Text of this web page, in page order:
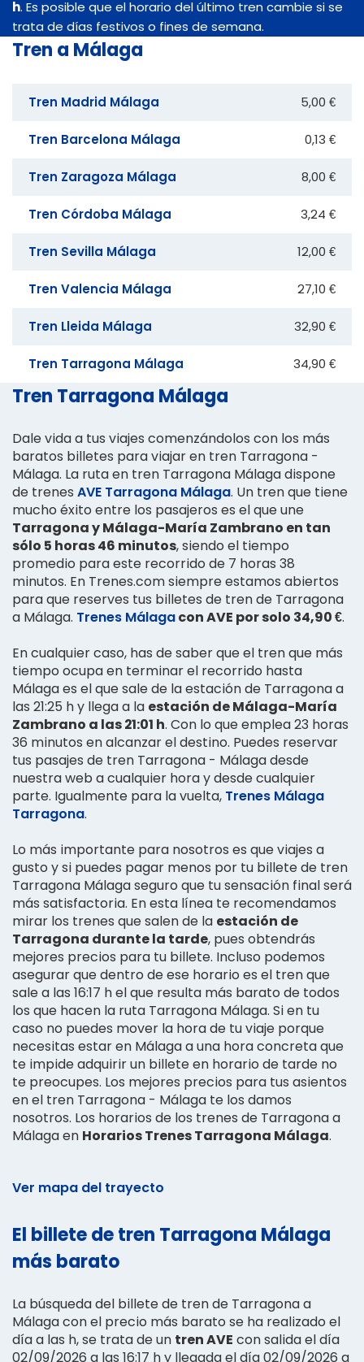
h. Es posible que el horario del último tren cambie si se
trata de días festivos o fines de semana.
Tren a Málaga
Tren Madrid Málaga 5,00 €
Tren Barcelona Málaga 0,13 €
Tren Zaragoza Málaga 8,00 €
Tren Córdoba Málaga 3,24 €
Tren Sevilla Málaga 12,00 €
Tren Valencia Málaga 27,10 €
Tren Lleida Málaga 32,90 €
Tren Tarragona Málaga 34,90 €
Tren Tarragona Málaga
Dale vida a tus viajes comenzándolos con los más
baratos billetes para viajar en tren Tarragona -
Málaga. La ruta en tren Tarragona Málaga dispone
de trenes AVE Tarragona Málaga. Un tren que tiene
mucho éxito entre los pasajeros es el que une
Tarragona y Málaga-María Zambrano en tan
sólo 5 horas 46 minutos, siendo el tiempo
promedio para este recorrido de 7 horas 38
minutos. En Trenes.com siempre estamos abiertos
para que reserves tus billetes de tren de Tarragona
a Málaga. Trenes Málagacon AVE por solo 34,90 €.
En cualquier caso, has de saber que el tren que más
tiempo ocupa en terminar el recorrido hasta
Málaga es el que sale de la estación de Tarragona a
las 21:25 h y llega a la estación de Málaga-María
Zambrano a las 21:01 h. Con lo que emplea 23 horas
36 minutos en alcanzar el destino. Puedes reservar
tus pasajes de tren Tarragona - Málaga desde
nuestra web a cualquier hora y desde cualquier
parte. Igualmente para la vuelta, Trenes Málaga
Tarragona.
Lo más importante para nosotros es que viajes a
gusto y si puedes pagar menos por tu billete de tren
Tarragona Málaga seguro que tu sensación final será
más satisfactoria. En esta línea te recomendamos
mirar los trenes que salen de la estación de
Tarragona durante la tarde, pues obtendrás
mejores precios para tu billete. Incluso podemos
asegurar que dentro de ese horario es el tren que
sale a las 16:17 h el que resulta más barato de todos
los que hacen la ruta Tarragona Málaga. Si en tu
caso no puedes mover la hora de tu viaje porque
necesitas estar en Málaga a una hora concreta que
te impide adquirir un billete en horario de tarde no
te preocupes. Los mejores precios para tus asientos
en el tren Tarragona - Málaga te los damos
nosotros. Los horarios de los trenes de Tarragona a
Málaga en Horarios Trenes Tarragona Málaga.
Ver mapa del trayecto
El billete de tren Tarragona Málaga
más barato
La búsqueda del billete de tren de Tarragona a
Málaga con el precio más barato se ha realizado el
día a las h, se trata de un tren AVE con salida el día
02/09/2026 a las 16:17 h y llegada el día 02/09/2026 a